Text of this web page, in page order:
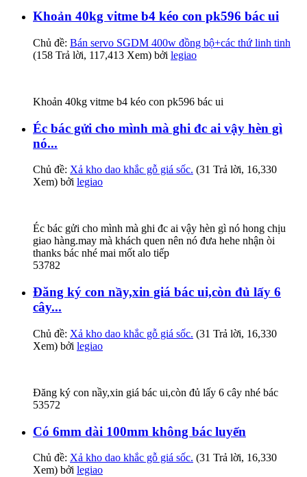
Khoản 40kg vitme b4 kéo con pk596 bác ui
Chủ đề: Bán servo SGDM 400w đồng bộ+các thứ linh tinh
(158 Trả lời, 117,413 Xem) bởi legiao
Khoản 40kg vitme b4 kéo con pk596 bác ui
Éc bác gửi cho mình mà ghi đc ai vậy hèn gì
nó...
Chủ đề: Xả kho dao khắc gỗ giá sốc. (31 Trả lời, 16,330
Xem) bởi legiao
Éc bác gửi cho mình mà ghi đc ai vậy hèn gì nó hong chịu
giao hàng.may mà khách quen nên nó đưa hehe nhận òi
thanks bác nhé mai mốt alo tiếp
53782
Đăng ký con nầy,xin giá bác ui,còn đủ lấy 6
cây...
Chủ đề: Xả kho dao khắc gỗ giá sốc. (31 Trả lời, 16,330
Xem) bởi legiao
Đăng ký con nầy,xin giá bác ui,còn đủ lấy 6 cây nhé bác
53572
Có 6mm dài 100mm không bác luyến
Chủ đề: Xả kho dao khắc gỗ giá sốc. (31 Trả lời, 16,330
Xem) bởi legiao